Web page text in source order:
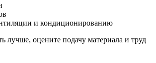
и кондиционированию
лучше, оцените подачу материала и труд